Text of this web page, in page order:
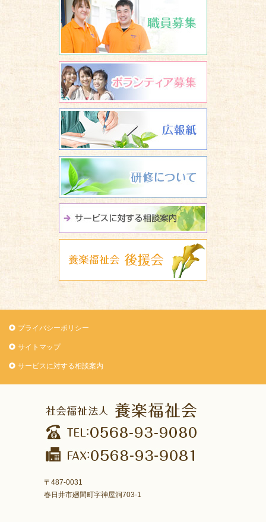
ボランティ
研修について
養楽福祉会
プライバシーポリシー
サイトマップ
サービスに対する相談案内
〒487-0031
春日井市廻間町字神屋洞703-1